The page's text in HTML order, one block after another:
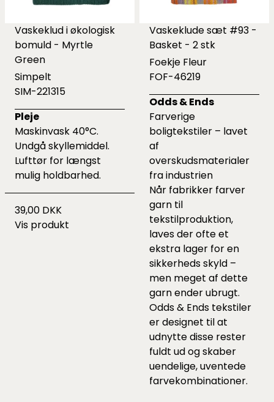
Vaskeklud i økologisk
bomuld - Myrtle
Green
Simpelt
SIM-221315
Pleje
Maskinvask 40°C.
Undgå skyllemiddel.
Lufttør for længst
mulig holdbarhed.
39,00 DKK
Vis produkt
Vaskeklude sæt #93 -
Basket - 2 stk
Foekje Fleur
FOF-46219
Odds & Ends
Farverige
boligtekstiler – lavet
af
overskudsmaterialer
fra industrien
Når fabrikker farver
garn til
tekstilproduktion,
laves der ofte et
ekstra lager for en
sikkerheds skyld –
men meget af dette
garn ender ubrugt.
Odds & Ends tekstiler
er designet til at
udnytte disse rester
fuldt ud og skaber
uendelige, uventede
farvekombinationer.